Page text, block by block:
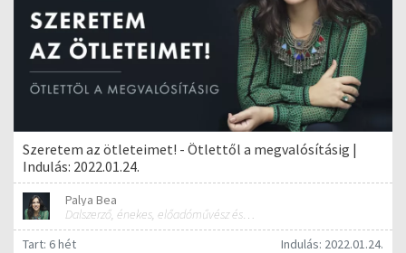
Szeretem az ötleteimet! - Ötlettől a megvalósításig |
Indulás: 2022.01.24.
Palya Bea
Tart: 6 hét
Indulás: 2022.01.24.